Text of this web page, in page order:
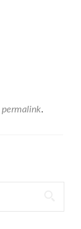
permalink.